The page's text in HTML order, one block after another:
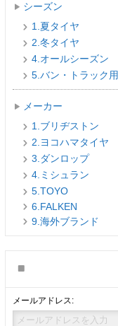
シーズン
1.夏タイヤ
2.冬タイヤ
4.オールシーズン
5.バン・トラック用
メーカー
1.ブリヂストン
2.ヨコハマタイヤ
3.ダンロップ
4.ミシュラン
5.TOYO
6.FALKEN
9.海外ブランド
メールアドレス: